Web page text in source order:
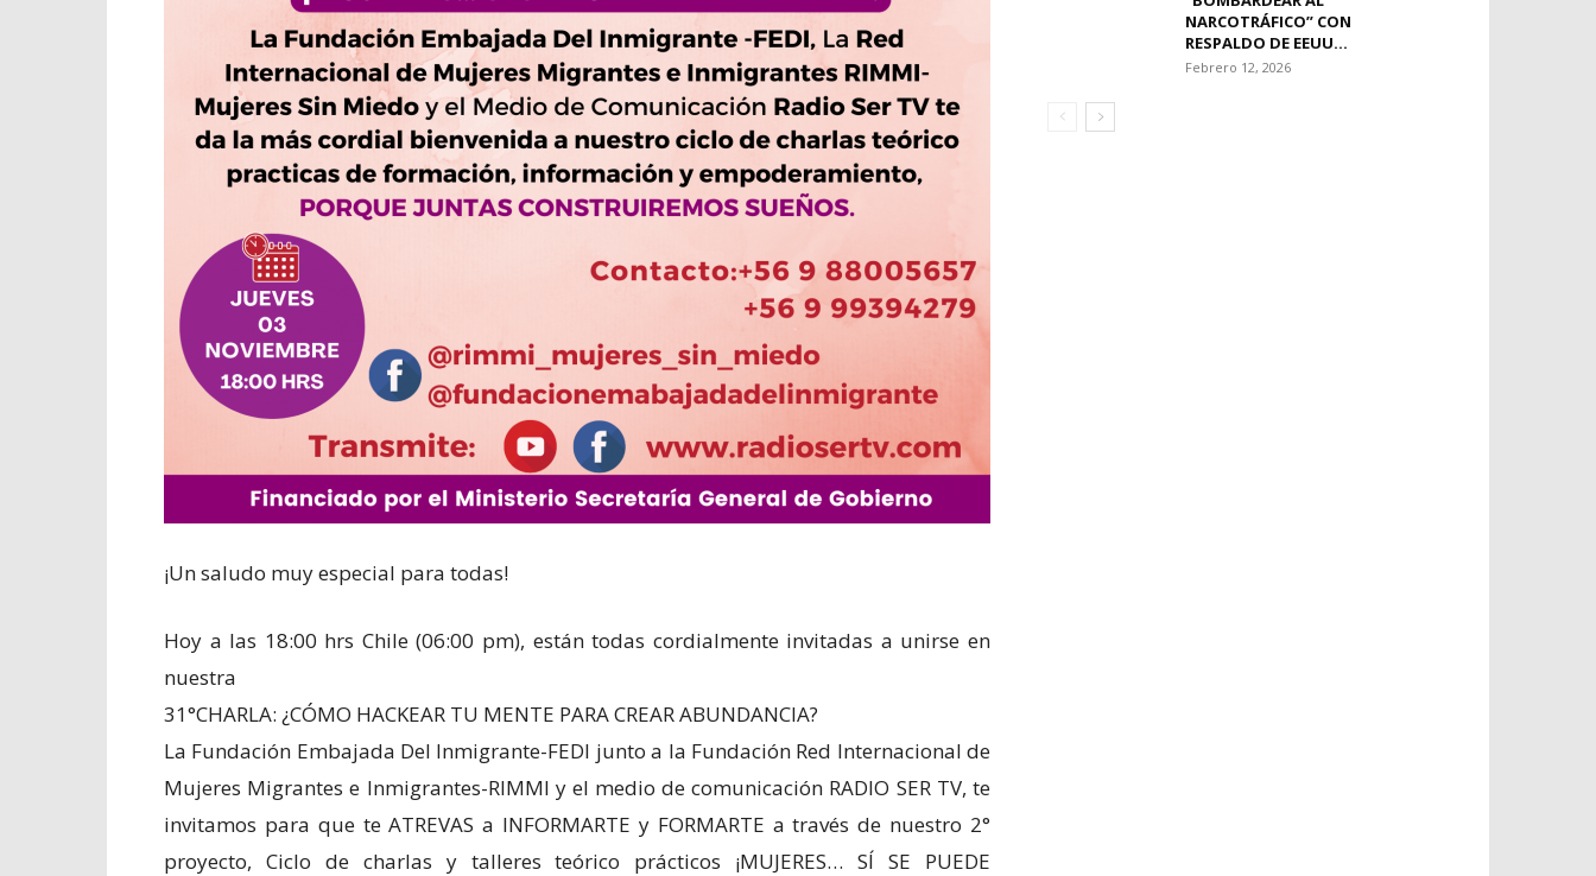
¡Un saludo muy especial para todas!
Hoy a las 18:00 hrs Chile (06:00 pm), están todas cordialmente invitadas a unirse en
nuestra
31°CHARLA: ¿CÓMO HACKEAR TU MENTE PARA CREAR ABUNDANCIA?
La Fundación Embajada Del Inmigrante-FEDI junto a la Fundación Red Internacional de
Mujeres Migrantes e Inmigrantes-RIMMI y el medio de comunicación RADIO SER TV, te
invitamos para que te ATREVAS a INFORMARTE y FORMARTE a través de nuestro 2°
proyecto, Ciclo de charlas y talleres teórico prácticos ¡MUJERES… SÍ SE PUEDE
NARCOTRÁFICO” CON
RESPALDO DE EEUU...
Febrero 12, 2026